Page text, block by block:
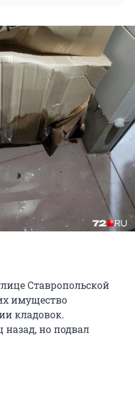
Ставропольской
имущество
кладовок.
но подвал